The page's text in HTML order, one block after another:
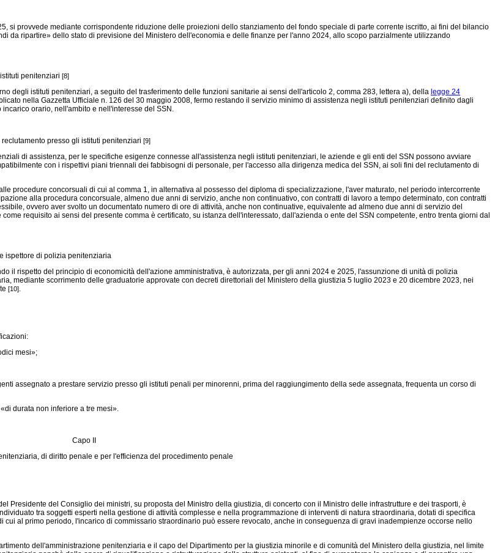
provvede mediante corrispondente riduzione delle proiezioni dello stanziamento del fondo speciale di parte corrente iscritto, ai fini del bilancio
da ripartire» dello stato di previsione del Ministero dell'economia e delle finanze per l'anno 2024, allo scopo parzialmente utilizzando
penitenziari [8]
istituti penitenziari, a seguito del trasferimento delle funzioni sanitarie ai sensi dell'articolo 2, comma 283, lettera a), della legge 24
nella Gazzetta Ufficiale n. 126 del 30 maggio 2008, fermo restando il servizio minimo di assistenza negli istituti penitenziari definito dagli
orario, nell'ambito e nell'interesse del SSN.
presso gli istituti penitenziari [9]
di assistenza, per le specifiche esigenze connesse all'assistenza negli istituti penitenziari, le aziende e gli enti del SSN possono avviare
con i rispettivi piani triennali dei fabbisogni di personale, per l'accesso alla dirigenza medica del SSN, ai soli fini del reclutamento di
procedure concorsuali di cui al comma 1, in alternativa al possesso del diploma di specializzazione, l'aver maturato, nel periodo intercorrente
alla procedura concorsuale, almeno due anni di servizio, anche non continuativo, con contratti di lavoro a tempo determinato, con contratti
ovvero aver svolto un documentato numero di ore di attività, anche non continuative, equivalente ad almeno due anni di servizio del
requisito ai sensi del presente comma è certificato, su istanza dell'interessato, dall'azienda o ente del SSN competente, entro trenta giorni dal
ispettore di polizia penitenziaria
il rispetto del principio di economicità dell'azione amministrativa, è autorizzata, per gli anni 2024 e 2025, l'assunzione di unità di polizia
mediante scorrimento delle graduatorie approvate con decreti direttoriali del Ministero della giustizia 5 luglio 2023 e 20 dicembre 2023, nei
[10].
mesi»;
assegnato a prestare servizio presso gli istituti penali per minorenni, prima del raggiungimento della sede assegnata, frequenta un corso di
durata non inferiore a tre mesi».
Capo II
di diritto penale e per l'efficienza del procedimento penale
del Consiglio dei ministri, su proposta del Ministro della giustizia, di concerto con il Ministro delle infrastrutture e dei trasporti, è
tra soggetti esperti nella gestione di attività complesse e nella programmazione di interventi di natura straordinaria, dotati di specifica
al primo periodo, l'incarico di commissario straordinario può essere revocato, anche in conseguenza di gravi inadempienze occorse nello
dell'amministrazione penitenziaria e il capo del Dipartimento per la giustizia minorile e di comunità del Ministero della giustizia, nel limite